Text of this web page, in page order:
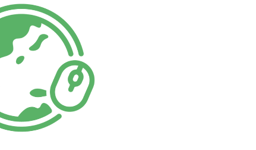
珊瑚礁體檢團隊分別在東嶼坪西邊、東
珊瑚覆蓋率介於3到5成，屬「一般」程
前寒害死亡的珊瑚礁遺跡。此處珊瑚骨骼
不難想像寒害發生之前，此處珊瑚生長
動物數量稀少，可能是因為浪大水深，